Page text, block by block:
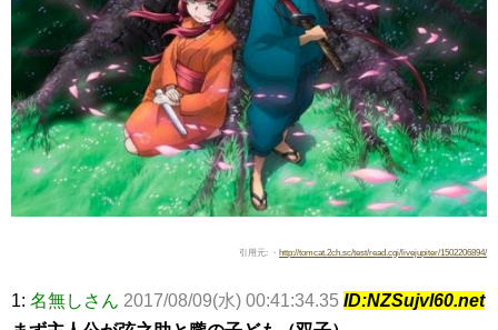
引用元: ・ http://tomcat.2ch.sc/test/read.cgi/livejupiter/1502206894/
1: 名無しさん 2017/08/09(水) 00:41:34.35 ID:NZSujvl60.net